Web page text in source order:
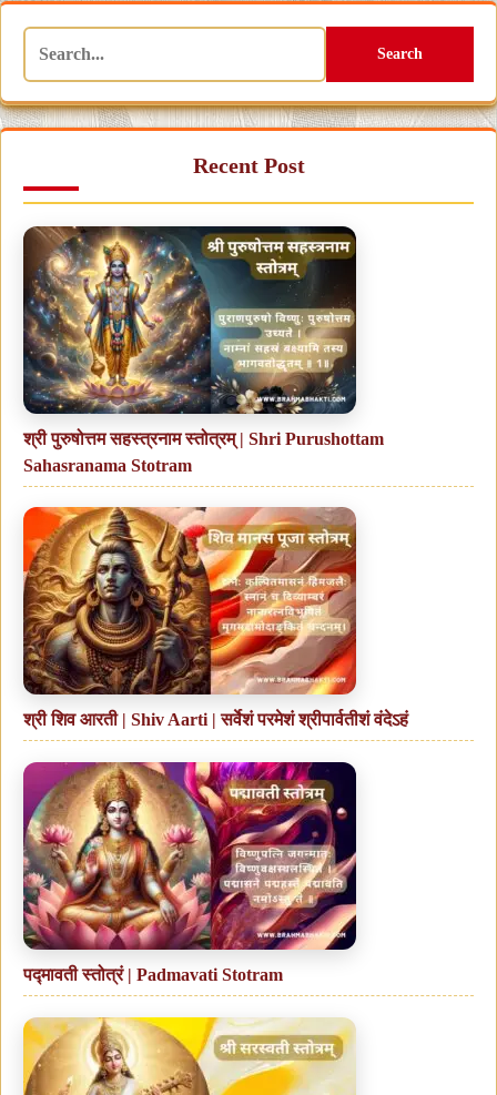
Search
Recent Post
श्री पुरुषोत्तम सहस्त्रनाम स्तोत्रम् | Shri Purushottam
Sahasranama Stotram
श्री शिव आरती | Shiv Aarti | सर्वेशं परमेशं श्रीपार्वतीशं वंदेऽहं
पद्मावती स्तोत्रं | Padmavati Stotram